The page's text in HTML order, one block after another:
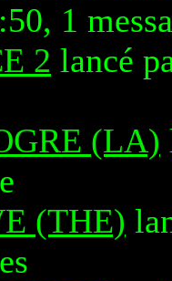
1
2 lancé
(LA)
(THE)